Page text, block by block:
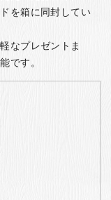
を箱に同封してい
なプレゼントま
です。